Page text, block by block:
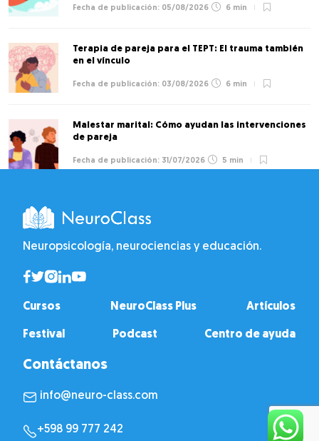
05/08/2026 6 min
Terapia de pareja para el TEPT: El trauma también
en el vínculo
03/08/2026 6 min
Malestar marital: Cómo ayudan las intervenciones
de pareja
31/07/2026 5 min
Neuropsicología, neurociencias y educación.
Cursos NeuroClass Plus Artículos
Festival Podcast Centro de ayuda
Contáctanos
info@neuro-class.com
+598 99 777 242